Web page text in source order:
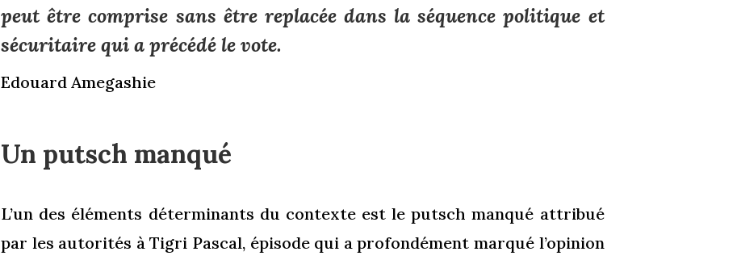
peut être comprise sans être replacée dans la séquence politique et
sécuritaire qui a précédé le vote.
Edouard Amegashie
Un putsch manqué
L’un des éléments déterminants du contexte est le putsch manqué attribué
par les autorités à Tigri Pascal, épisode qui a profondément marqué l’opinion